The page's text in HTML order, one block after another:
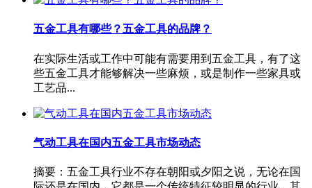
五金工具有哪些？五金工具的品牌？
在实际生活或工作中可能有需要用到五金工具，有了这
些五金工具才能够解决一些麻烦，或是制作一些家具或
工艺品...
气动工具在国内五金工具市场动态
摘要：五金工具行业不存在朝阳或夕阳之说，无论在国